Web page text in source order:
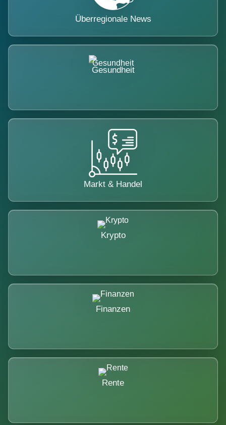
Überregionale News
Gesundheit
Markt & Handel
Krypto
Finanzen
Rente